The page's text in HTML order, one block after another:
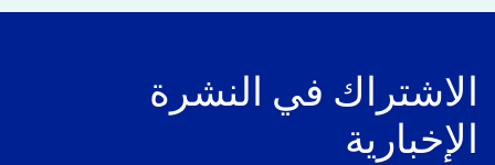
الاشتراك في النشرة
الإخبارية